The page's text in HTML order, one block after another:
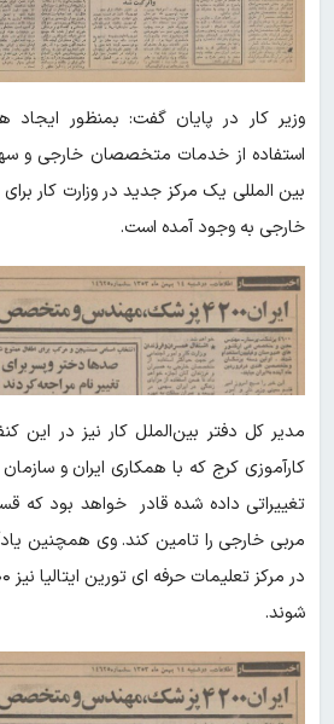
وزیر کار در پایان گفت: بمنظور ایجاد
استفاده از خدمات متخصصان خارجی و
بین المللی یک مرکز جدید در وزارت کار
خارجی به وجود آمده است.
مدیر کل دفتر بین‌الملل کار نیز در این
کارآموزی کرج که با همکاری ایران و
تغییراتی داده شده قادر خواهد بود که
مربی خارجی را تامین کند. وی همچنین
شوند.